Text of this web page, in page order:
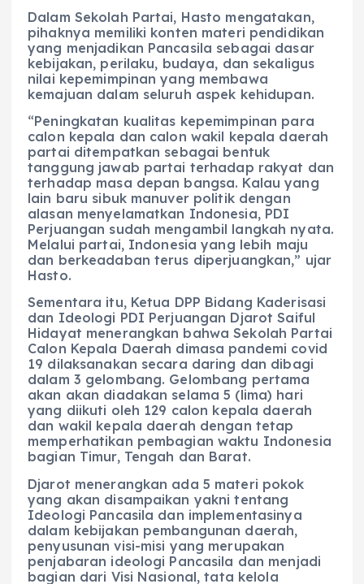
Dalam Sekolah Partai, Hasto mengatakan,
pihaknya memiliki konten materi pendidikan
yang menjadikan Pancasila sebagai dasar
kebijakan, perilaku, budaya, dan sekaligus
nilai kepemimpinan yang membawa
kemajuan dalam seluruh aspek kehidupan.
“Peningkatan kualitas kepemimpinan para
calon kepala dan calon wakil kepala daerah
partai ditempatkan sebagai bentuk
tanggung jawab partai terhadap rakyat dan
terhadap masa depan bangsa. Kalau yang
lain baru sibuk manuver politik dengan
alasan menyelamatkan Indonesia, PDI
Perjuangan sudah mengambil langkah nyata.
Melalui partai, Indonesia yang lebih maju
dan berkeadaban terus diperjuangkan,” ujar
Hasto.
Sementara itu, Ketua DPP Bidang Kaderisasi
dan Ideologi PDI Perjuangan Djarot Saiful
Hidayat menerangkan bahwa Sekolah Partai
Calon Kepala Daerah dimasa pandemi covid
19 dilaksanakan secara daring dan dibagi
dalam 3 gelombang. Gelombang pertama
akan akan diadakan selama 5 (lima) hari
yang diikuti oleh 129 calon kepala daerah
dan wakil kepala daerah dengan tetap
memperhatikan pembagian waktu Indonesia
bagian Timur, Tengah dan Barat.
Djarot menerangkan ada 5 materi pokok
yang akan disampaikan yakni tentang
Ideologi Pancasila dan implementasinya
dalam kebijakan pembangunan daerah,
penyusunan visi-misi yang merupakan
penjabaran ideologi Pancasila dan menjadi
bagian dari Visi Nasional, tata kelola